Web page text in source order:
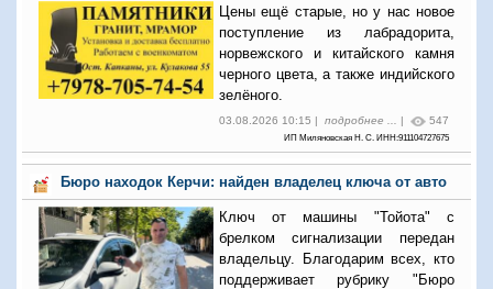
Цены ещё старые, но у нас новое
поступление из лабрадорита,
норвежского и китайского камня
черного цвета, а также индийского
зелёного.
03.08.2026 10:15 | подробнее ... | 547
ИП Миляновская Н. С. ИНН:911104727675
Бюро находок Керчи: найден владелец ключа от авто
Ключ от машины "Тойота" с
брелком сигнализации передан
владельцу. Благодарим всех, кто
поддерживает рубрику "Бюро